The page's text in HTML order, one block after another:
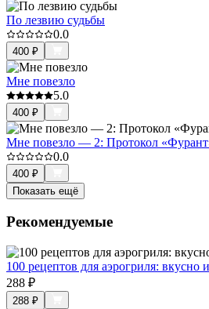
По лезвию судьбы
0.0
400 ₽
Мне повезло
5.0
400 ₽
Мне повезло — 2: Протокол
0.0
400 ₽
Показать ещё
Рекомендуемые
100 рецептов для аэрогриля: вкусно
288 ₽
288 ₽